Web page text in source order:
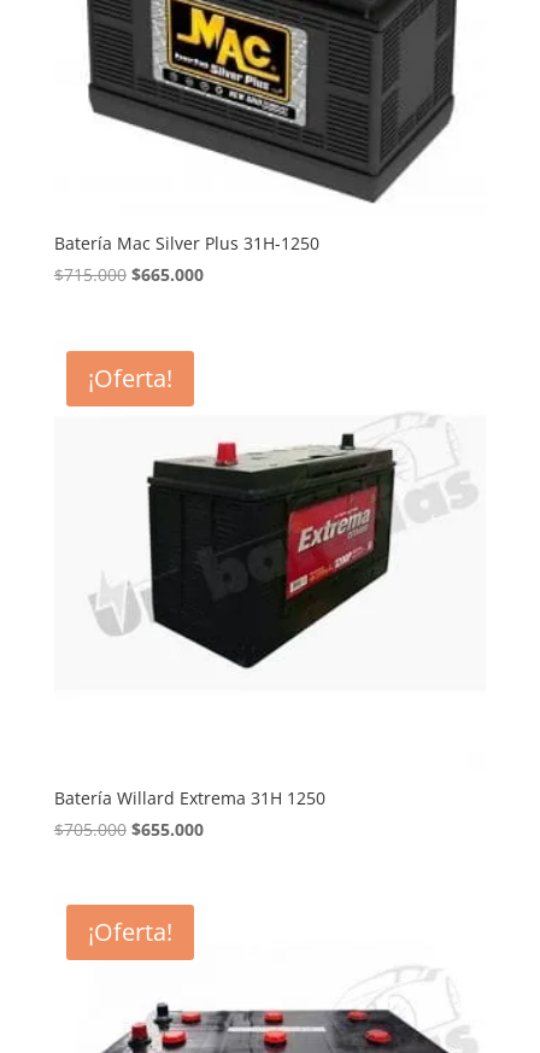
Batería Mac Silver Plus 31H-1250
$715.000 El
era:
$715.000.
$665.000El
¡Oferta!
Batería Willard Extrema 31H 1250
$705.000 El
era:
$705.000.
$655.000El
¡Oferta!